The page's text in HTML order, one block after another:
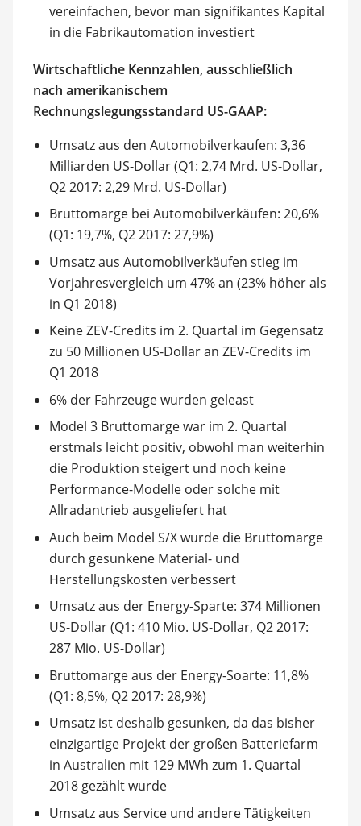
vereinfachen, bevor man signifikantes Kapital
in die Fabrikautomation investiert
Wirtschaftliche Kennzahlen, ausschließlich
nach amerikanischem
Rechnungslegungsstandard US-GAAP:
Umsatz aus den Automobilverkaufen: 3,36
Milliarden US-Dollar (Q1: 2,74 Mrd. US-Dollar,
Q2 2017: 2,29 Mrd. US-Dollar)
Bruttomarge bei Automobilverkäufen: 20,6%
(Q1: 19,7%, Q2 2017: 27,9%)
Umsatz aus Automobilverkäufen stieg im
Vorjahresvergleich um 47% an (23% höher als
in Q1 2018)
Keine ZEV-Credits im 2. Quartal im Gegensatz
zu 50 Millionen US-Dollar an ZEV-Credits im
Q1 2018
6% der Fahrzeuge wurden geleast
Model 3 Bruttomarge war im 2. Quartal
erstmals leicht positiv, obwohl man weiterhin
die Produktion steigert und noch keine
Performance-Modelle oder solche mit
Allradantrieb ausgeliefert hat
Auch beim Model S/X wurde die Bruttomarge
durch gesunkene Material- und
Herstellungskosten verbessert
Umsatz aus der Energy-Sparte: 374 Millionen
US-Dollar (Q1: 410 Mio. US-Dollar, Q2 2017:
287 Mio. US-Dollar)
Bruttomarge aus der Energy-Soarte: 11,8%
(Q1: 8,5%, Q2 2017: 28,9%)
Umsatz ist deshalb gesunken, da das bisher
einzigartige Projekt der großen Batteriefarm
in Australien mit 129 MWh zum 1. Quartal
2018 gezählt wurde
Umsatz aus Service und andere Tätigkeiten